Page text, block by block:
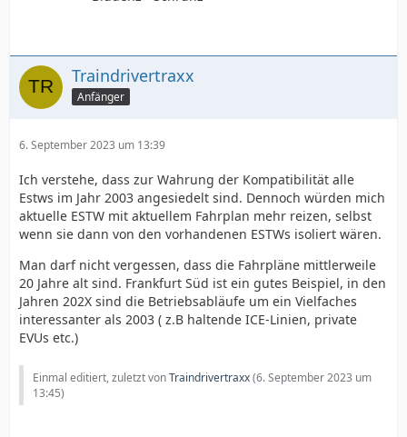
Traindrivertraxx
Anfänger
6. September 2023 um 13:39
Ich verstehe, dass zur Wahrung der Kompatibilität alle
Estws im Jahr 2003 angesiedelt sind. Dennoch würden mich
aktuelle ESTW mit aktuellem Fahrplan mehr reizen, selbst
wenn sie dann von den vorhandenen ESTWs isoliert wären.
Man darf nicht vergessen, dass die Fahrpläne mittlerweile
20 Jahre alt sind. Frankfurt Süd ist ein gutes Beispiel, in den
Jahren 202X sind die Betriebsabläufe um ein Vielfaches
interessanter als 2003 ( z.B haltende ICE-Linien, private
EVUs etc.)
Einmal editiert, zuletzt vonTraindrivertraxx(6. September 2023 um
13:45)